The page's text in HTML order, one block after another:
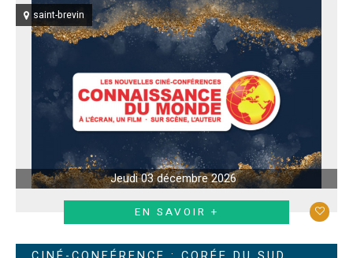
saint-brevin
Jeudi 03 décembre 2026
EN SAVOIR +